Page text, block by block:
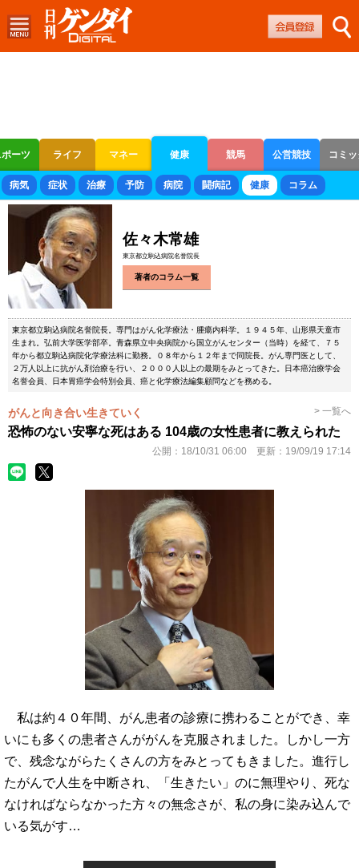
ーツ ライフ マネー 健康 競馬 公営競技 コミ
ボートレース 競輪 オートレース
病気 症状 治療 予防 病院 闘病記 健康 コラム
佐々木常雄
東京都立駒込病院名誉院長
著者のコラム一覧
東京都立駒込病院名誉院長。専門はがん化学療法・腫瘍内科学。１９４５年、山形県天童市
生まれ。弘前大学医学部卒。青森県立中央病院から国立がんセンター（当時）を経て、７５
年から都立駒込病院化学療法科に勤務。０８年から１２年まで同院長。がん専門医として、
２万人以上に抗がん剤治療を行い、２０００人以上の最期をみとってきた。日本癌治療学会
名誉会員、日本胃癌学会特別会員、癌と化学療法編集顧問などを務める。
がんと向き合い生きていく > 一覧へ
恐怖のない安寧な死はある 104歳の女性患者に教えられた
公開： 18/10/31 06:00 更新： 19/09/19 17:14
私は約４０年間、がん患者の診療に携わることができ、幸
いにも多くの患者さんががんを克服されました。しかし一方
で、残念ながらたくさんの方をみとってもきました。進行し
たがんで人生を中断され、「生きたい」のに無理やり、死な
なければならなかった方々の無念さが、私の身に染み込んで
いる気がす…